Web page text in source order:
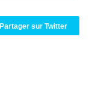
Partager sur Twitter